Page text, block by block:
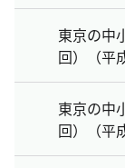
東京の中
回）（平
東京の中
回）（平